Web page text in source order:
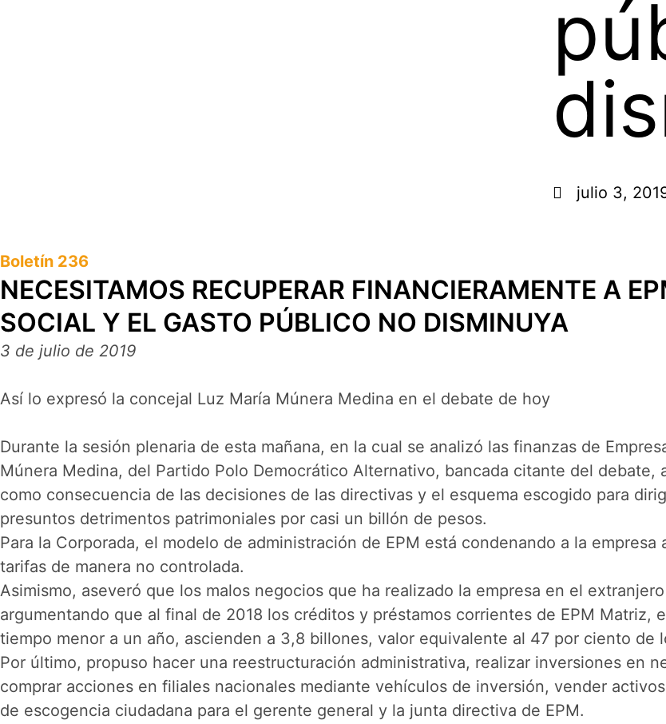
julio 3,
Boletín 236
NECESITAMOS RECUPERAR FINANCIERAMENTE A
SOCIAL Y EL GASTO PÚBLICO NO DISMINUYA
3 de julio de 2019
Así lo expresó la concejal Luz María Múnera Medina en el debate de hoy
Durante la sesión plenaria de esta mañana, en la cual se analizó las finanzas de
Múnera Medina, del Partido Polo Democrático Alternativo, bancada citante del
como consecuencia de las decisiones de las directivas y el esquema escogido para
presuntos detrimentos patrimoniales por casi un billón de pesos.
Para la Corporada, el modelo de administración de EPM está condenando a la
tarifas de manera no controlada.
Asimismo, aseveró que los malos negocios que ha realizado la empresa en el
argumentando que al final de 2018 los créditos y préstamos corrientes de EPM Matriz,
tiempo menor a un año, ascienden a 3,8 billones, valor equivalente al 47 por ciento de
Por último, propuso hacer una reestructuración administrativa, realizar inversiones en
comprar acciones en filiales nacionales mediante vehículos de inversión, vender
de escogencia ciudadana para el gerente general y la junta directiva de EPM.